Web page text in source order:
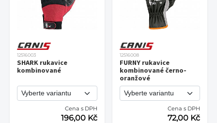
12516003
SHARK rukavice
kombinované
Cena s DPH
196,00 Kč
12516008
FURNY rukavice
kombinované černo-
oranžové
Cena s DPH
72,00 Kč